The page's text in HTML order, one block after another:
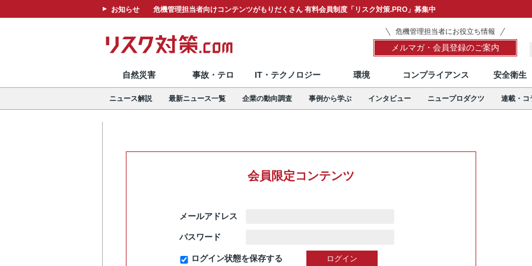
お知らせ 危機管理担当者向けコンテンツがもりだくさん 有料会員制度「リスク対策.PRO」募集中
危機管理担当者にお役立ち情報
メルマガ・会員登録のご案内
自然災害 事故・テロ IT・テクノロジー 環境 コンプライアンス 安全衛生
ニュース解説 最新ニュース一覧 企業の動向調査 事例から学ぶ インタビュー ニュープロダクツ 連載・コ
会員限定コンテンツ
メールアドレス
パスワード
ログイン状態を保存する